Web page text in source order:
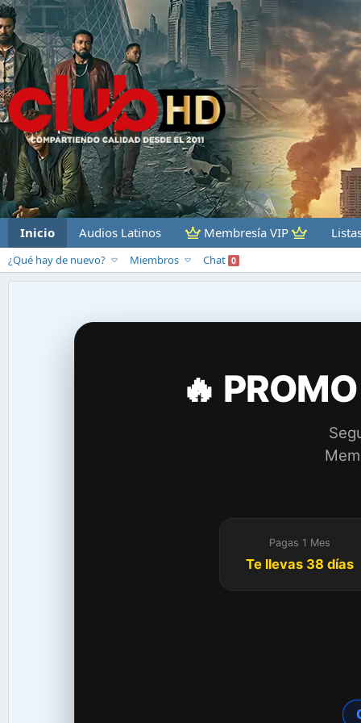
Inicio Audios Latinos Membresía VIP
¿Qué hay de nuevo? Miembros Chat 0
🔥
Pagas 1 Mes
Te llevas 38 días